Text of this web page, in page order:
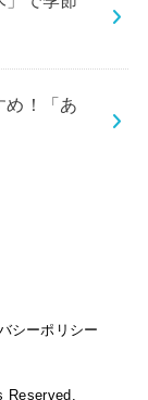
！「あ
シーポリシー
Reserved.